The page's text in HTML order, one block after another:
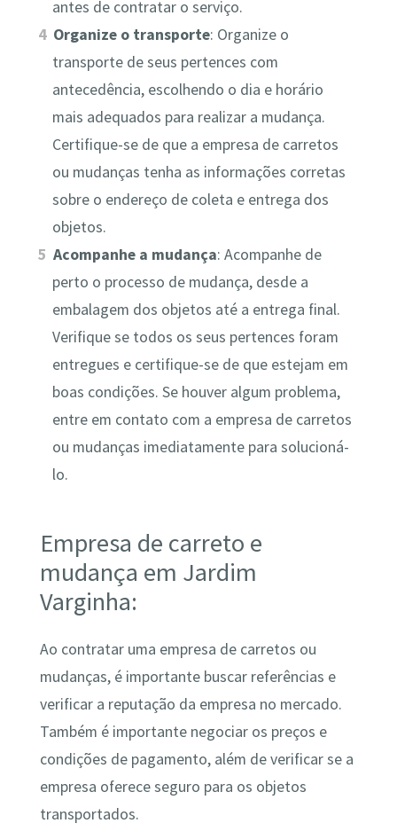
antes de contratar o serviço.
Organize o transporte: Organize o
transporte de seus pertences com
antecedência, escolhendo o dia e horário
mais adequados para realizar a mudança.
Certifique-se de que a empresa de carretos
ou mudanças tenha as informações corretas
sobre o endereço de coleta e entrega dos
objetos.
Acompanhe a mudança: Acompanhe de
perto o processo de mudança, desde a
embalagem dos objetos até a entrega final.
Verifique se todos os seus pertences foram
entregues e certifique-se de que estejam em
boas condições. Se houver algum problema,
entre em contato com a empresa de carretos
ou mudanças imediatamente para solucioná-
lo.
Empresa de carreto e
mudança em Jardim
Varginha:
Ao contratar uma empresa de carretos ou
mudanças, é importante buscar referências e
verificar a reputação da empresa no mercado.
Também é importante negociar os preços e
condições de pagamento, além de verificar se a
empresa oferece seguro para os objetos
transportados.